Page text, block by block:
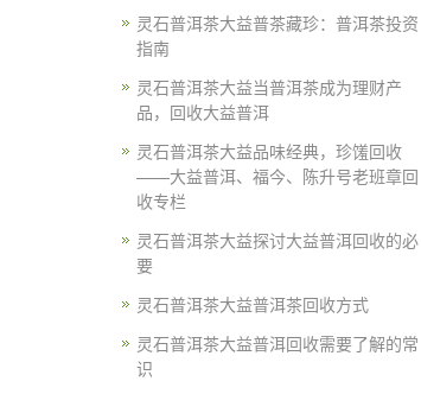
灵石普洱茶大益普茶藏珍：普洱茶投资
指南
灵石普洱茶大益当普洱茶成为理财产
品，回收大益普洱
灵石普洱茶大益品味经典，珍馐回收
——大益普洱、福今、陈升号老班章回
收专栏
灵石普洱茶大益探讨大益普洱回收的必
要
灵石普洱茶大益普洱茶回收方式
灵石普洱茶大益普洱回收需要了解的常
识